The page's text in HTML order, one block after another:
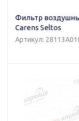
Фильтр
Carens Seltos
Артикул: